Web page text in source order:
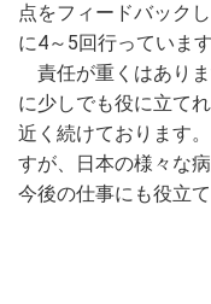
点をフィードバック
に4～5回行っています
責任が重くはあり
に少しでも役に立て
近く続けております
すが、日本の様々な
今後の仕事にも役立